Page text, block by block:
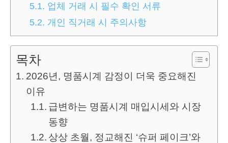
5.1. 업체 거래 시 필수 확인 서류
5.2. 개인 직거래 시 주의사항
목차
2026년, 명품시계 감정이 더욱 중요해진
이유
급변하는 명품시계 매입시세와 시장
동향
상상 초월, 정교해진 ‘슈퍼 페이크’와